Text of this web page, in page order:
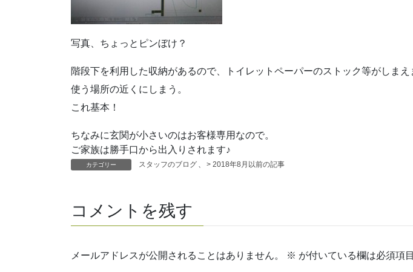
写真、ちょっとピンぼけ？
階段下を利用した収納があるので、トイレットペーパーのストック等がしまえ
使う場所の近くにしまう。
これ基本！
ちなみに玄関が小さいのはお客様専用なので。
ご家族は勝手口から出入りされます♪
カテゴリー スタッフのブログ 、 > 2018年8月以前の記事
コメントを残す
メールアドレスが公開されることはありません。 ※ が付いている欄は必須項